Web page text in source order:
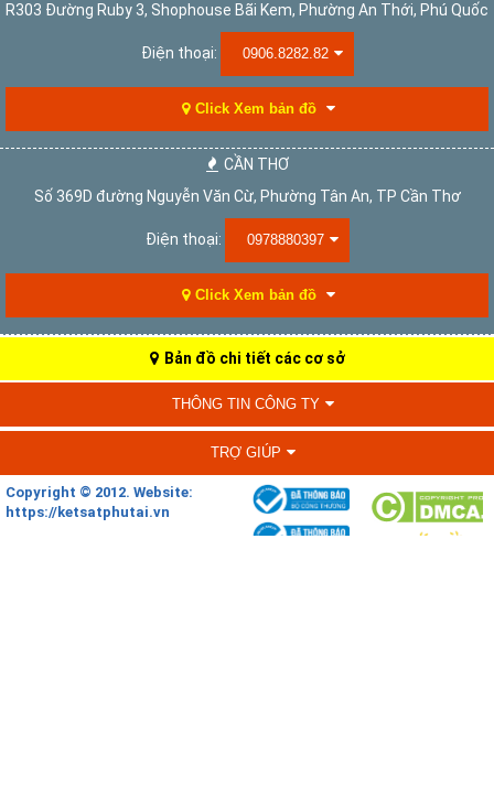
R303 Đường Ruby 3, Shophouse Bãi Kem, Phường An Thới, Phú Quốc
Điện thoại: 0906.8282.82
Click Xem bản đồ
CẦN THƠ
Số 369D đường Nguyễn Văn Cừ, Phường Tân An, TP Cần Thơ
Điện thoại: 0978880397
Click Xem bản đồ
Bản đồ chi tiết các cơ sở
THÔNG TIN CÔNG TY
TRỢ GIÚP
Copyright © 2012. Website:
https://ketsatphutai.vn